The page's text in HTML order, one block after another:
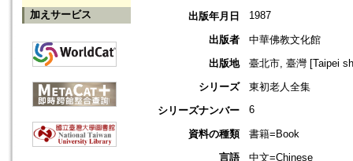
加えサービス
出版年月日
1987
出版者
中華佛教文化館
出版地
臺北市, 臺灣 [Taipei
シリーズ
東初老人全集
シリーズナンバー
6
資料の種類
書籍=Book
言語
中文=Chinese